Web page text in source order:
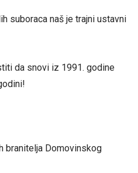
suboraca naš je trajni ustavni
da snovi iz 1991. godine
branitelja Domovinskog